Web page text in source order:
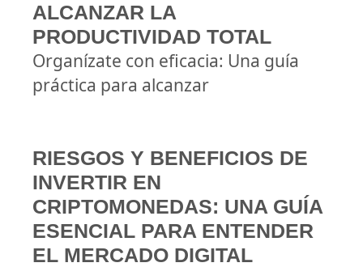
ALCANZAR LA
PRODUCTIVIDAD TOTAL
Organízate con eficacia: Una guía
práctica para alcanzar
RIESGOS Y BENEFICIOS DE
INVERTIR EN
CRIPTOMONEDAS: UNA GUÍA
ESENCIAL PARA ENTENDER
EL MERCADO DIGITAL